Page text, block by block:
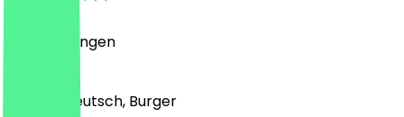
Bewertungen
Indisch, Deutsch, Burger